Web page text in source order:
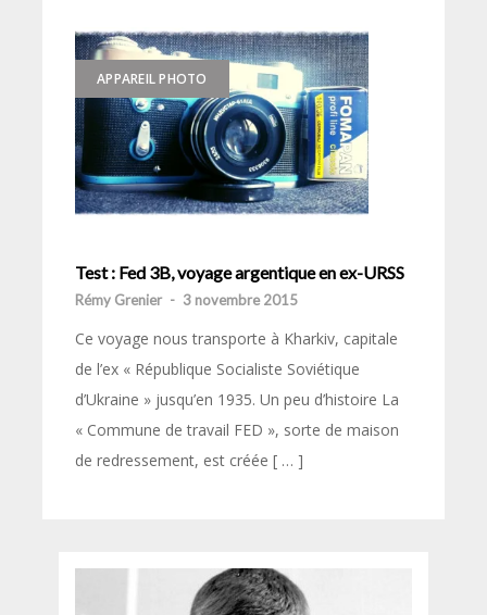
APPAREIL PHOTO
Test : Fed 3B, voyage argentique en ex-URSS
Rémy Grenier - 3 novembre 2015
Ce voyage nous transporte à Kharkiv, capitale
de l’ex « République Socialiste Soviétique
d’Ukraine » jusqu’en 1935. Un peu d’histoire La
« Commune de travail FED », sorte de maison
de redressement, est créée [ … ]